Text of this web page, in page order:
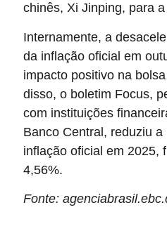
chinês, Xi Jinping, para
Internamente, a
da inflação oficial em
impacto positivo na
disso, o boletim Focus,
com instituições
Banco Central, reduziu
inflação oficial em 2025,
4,56%.
Fonte: